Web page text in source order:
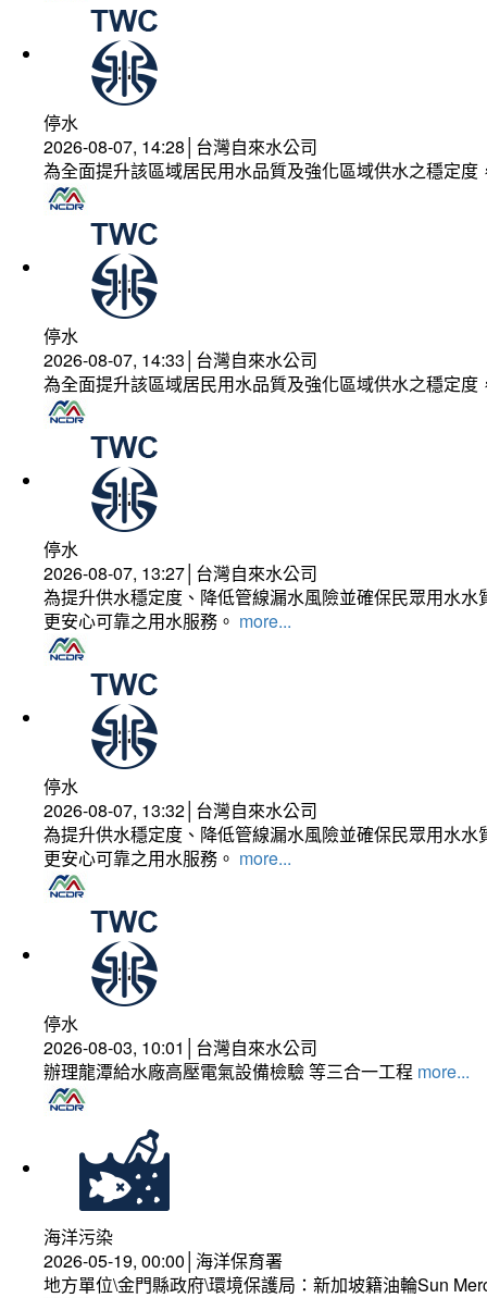
停水
2026-08-07, 14:28│台灣自來水公司
為全面提升該區域居民用水品質及強化區域供水之穩定
停水
2026-08-07, 14:33│台灣自來水公司
為全面提升該區域居民用水品質及強化區域供水之穩定
停水
2026-08-07, 13:27│台灣自來水公司
為提升供水穩定度、降低管線漏水風險並確保民眾用水
更安心可靠之用水服務。 more...
停水
2026-08-07, 13:32│台灣自來水公司
為提升供水穩定度、降低管線漏水風險並確保民眾用水
更安心可靠之用水服務。 more...
停水
2026-08-03, 10:01│台灣自來水公司
辦理龍潭給水廠高壓電氣設備檢驗 等三合一工程 more...
海洋污染
2026-05-19, 00:00│海洋保育署
地方單位\金門縣政府\環境保護局：新加坡籍油輪Sun